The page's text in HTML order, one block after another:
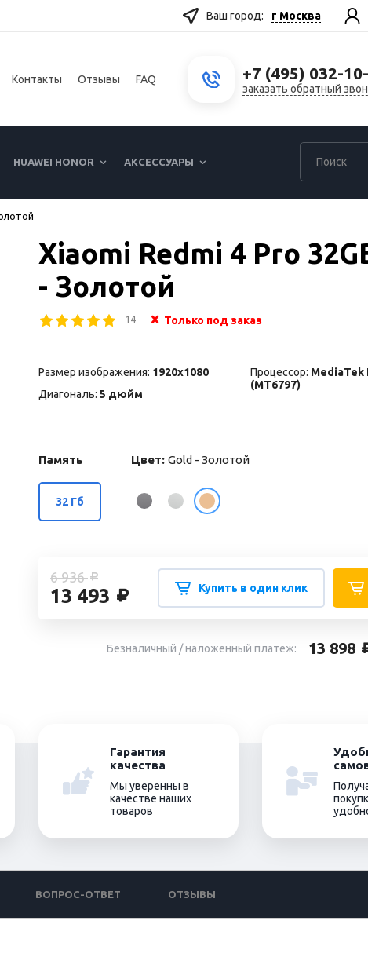
Ваш город: г Москва
Контакты Отзывы FAQ +7 (495) 032-
заказать обратный
HUAWEI HONOR АКСЕССУАРЫ
Xiaomi Redmi 4 Pro
- Золотой
14 Только под заказ
Размер изображения: 1920x1080
Диагональ: 5 дюйм
Процессор: MediaTek
(MT6797)
Память
32 Гб
Цвет: Gold - Золотой
6 936
13 493 Купить в один клик
Безналичный / наложенный платеж: 13 898
Гарантия
качества
Мы уверенны в
качестве наших
товаров
ВОПРОС-ОТВЕТ ОТЗЫВЫ